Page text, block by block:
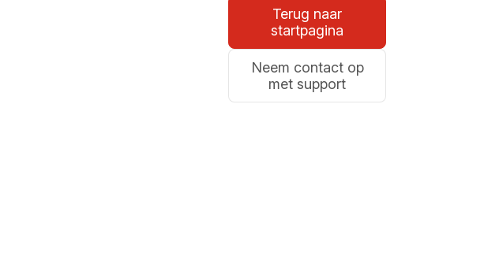
Terug naar
startpagina
Neem contact op
met support